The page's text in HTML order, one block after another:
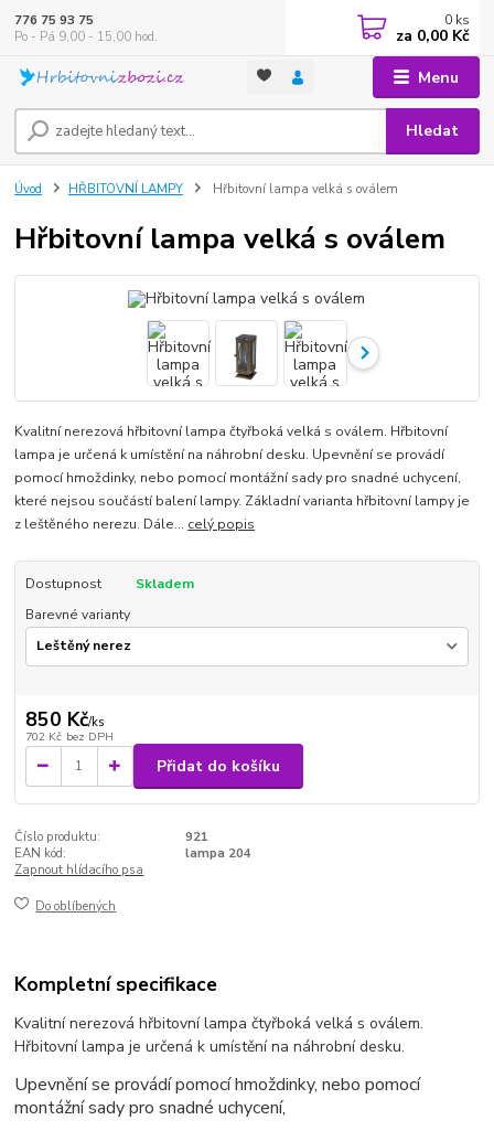
Menu
Hledat
776 75 93 75
Po - Pá 9,00 - 15,00 hod.
0 ks
za 0,00 Kč
Úvod HŘBITOVNÍ LAMPY Hřbitovní lampa velká s oválem
Hřbitovní lampa velká s oválem
Kvalitní nerezová hřbitovní lampa čtyřboká velká s oválem. Hřbitovní
lampa je určená k umístění na náhrobní desku. Upevnění se provádí
pomocí hmoždinky, nebo pomocí montážní sady pro snadné uchycení,
které nejsou součástí balení lampy. Základní varianta hřbitovní lampy je
z leštěného nerezu. Dále... celý popis
Dostupnost
Skladem
Barevné varianty
850 Kč/ks
702 Kč bez DPH
Přidat do košíku
Číslo produktu:
921
EAN kód:
lampa 204
Zapnout hlídacího psa
Do oblíbených
Kompletní specifikace
Kvalitní nerezová hřbitovní lampa čtyřboká velká s oválem.
Hřbitovní lampa je určená k umístění na náhrobní desku.
Upevnění se provádí pomocí hmoždinky, nebo pomocí
montážní sady pro snadné uchycení,